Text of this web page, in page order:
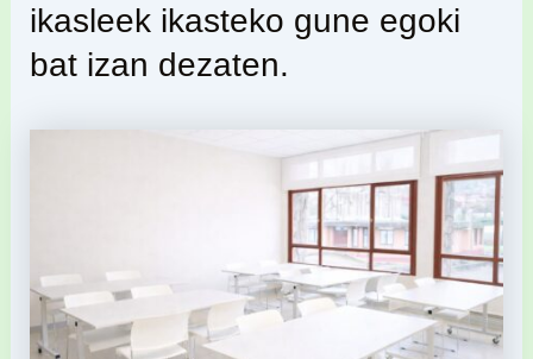
ikasleek ikasteko gune egoki
bat izan dezaten.